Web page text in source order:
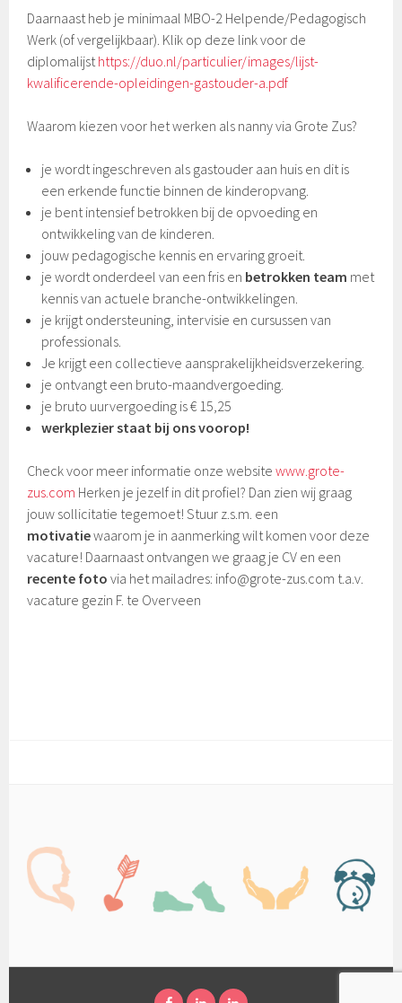
Daarnaast heb je minimaal MBO-2 Helpende/Pedagogisch
Werk (of vergelijkbaar). Klik op deze link voor de
diplomalijsthttps://duo.nl/particulier/images/lijst-
kwalificerende-opleidingen-gastouder-a.pdf
Waarom kiezen voor het werken als nanny via Grote Zus?
je wordt ingeschreven als gastouder aan huis en dit is
een erkende functie binnen de kinderopvang.
je bent intensief betrokken bij de opvoeding en
ontwikkeling van de kinderen.
jouw pedagogische kennis en ervaring groeit.
je wordt onderdeel van een fris en betrokken team met
kennis van actuele branche-ontwikkelingen.
je krijgt ondersteuning, intervisie en cursussen van
professionals.
Je krijgt een collectieve aansprakelijkheidsverzekering.
je ontvangt een bruto-maandvergoeding.
je bruto uurvergoeding is € 15,25
werkplezier staat bij ons voorop!
Check voor meer informatie onze websitewww.grote-
zus.com Herken je jezelf in dit profiel? Dan zien wij graag
jouw sollicitatie tegemoet! Stuur z.s.m. een
motivatiewaarom je in aanmerking wilt komen voor deze
vacature! Daarnaast ontvangen we graag je CV en een
recente fotovia het mailadres: info@grote-zus.com t.a.v.
vacature gezin F. te Overveen